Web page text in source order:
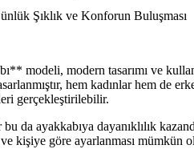
Şıklık ve Konforun Buluşması
modeli, modern tasarımı ve
hem kadınlar hem de
gerçekleştirilebilir.
da ayakkabıya dayanıklılık
ve kişiye göre ayarlanması